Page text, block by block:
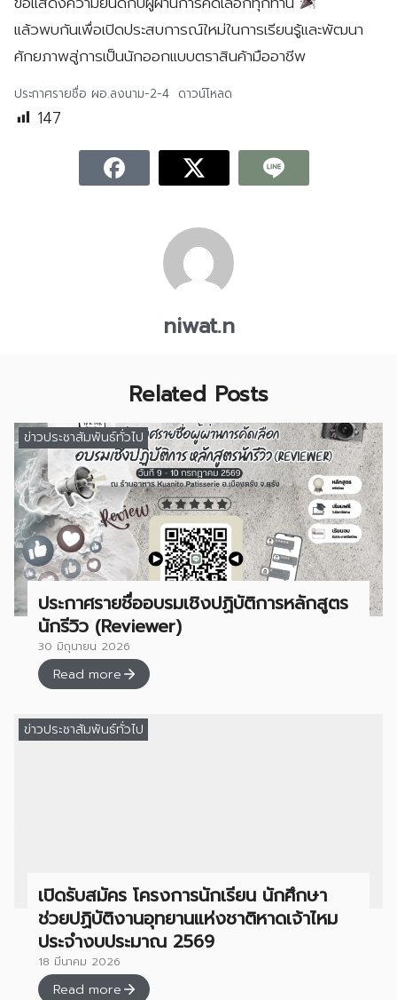
แล้วพบกันเพื่อเปิดประสบการณ์ใหม่ในการเรียนรู้และพัฒนา
ศักยภาพสู่การเป็นนักออกแบบตราสินค้ามืออาชีพ
ประกาศรายชื่อ ผอ.ลงนาม-2-4 ดาวน์โหลด
147
niwat.n
Related Posts
ข่าวประชาสัมพันธ์ทั่วไป
ประกาศรายชื่ออบรมเชิงปฏิบัติการหลักสูตร
นักรีวิว (Reviewer)
30 มิถุนายน 2026
Read more
ข่าวประชาสัมพันธ์ทั่วไป
เปิดรับสมัคร โครงการนักเรียน นักศึกษา
ช่วยปฏิบัติงานอุทยานแห่งชาติหาดเจ้าไหม
ประจำงบประมาณ 2569
18 มีนาคม 2026
Read more